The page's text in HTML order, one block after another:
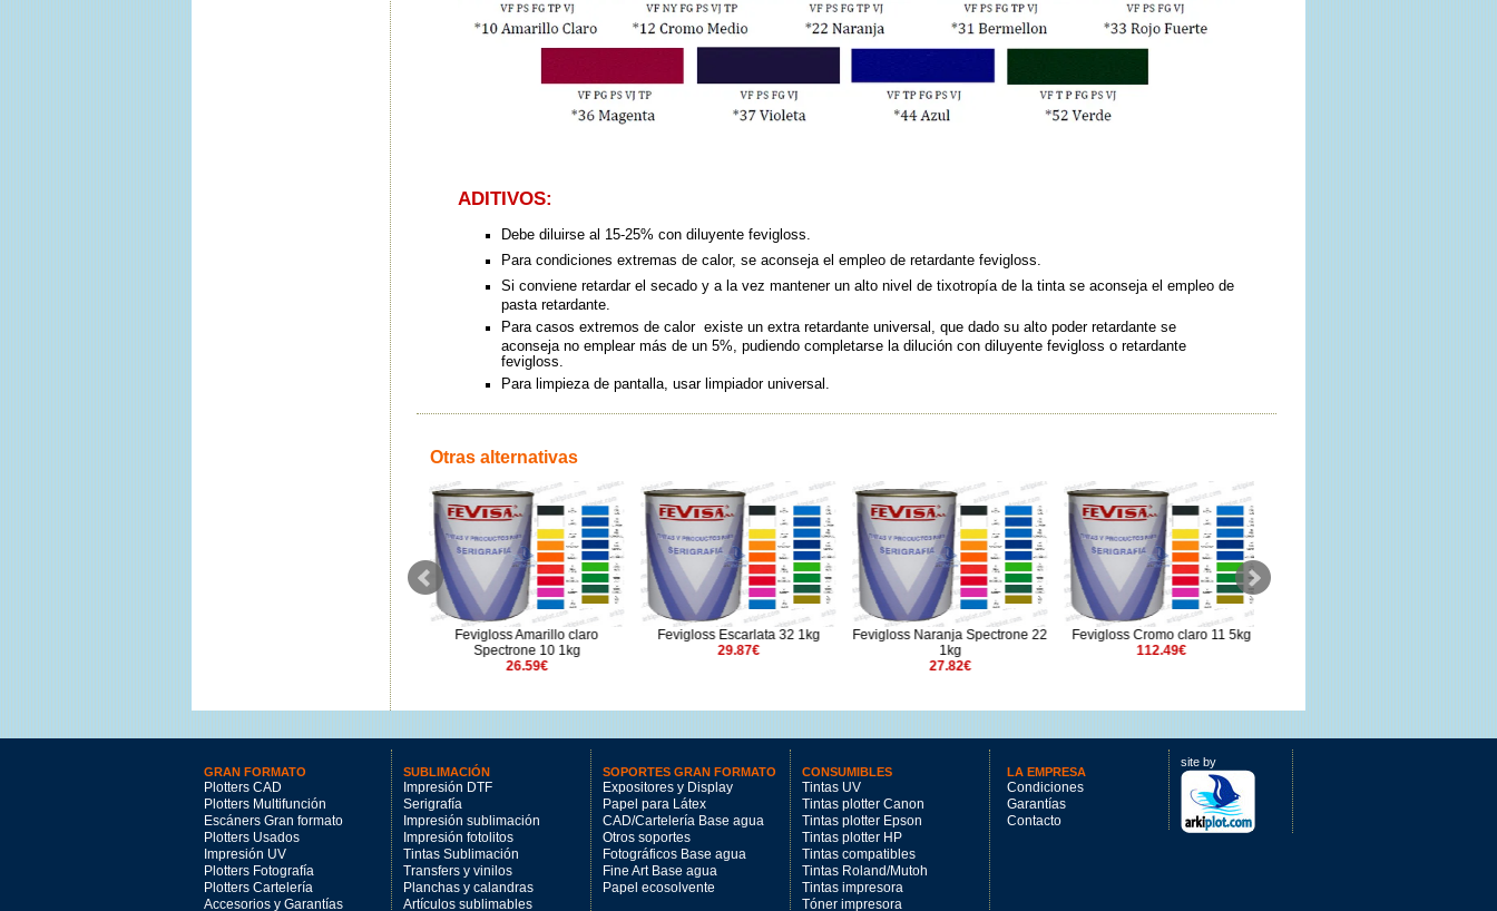
ADITIVOS:
Debe diluirse al 15-25% con diluyente fevigloss.
Para condiciones extremas de calor, se aconseja el empleo de retardante fevigloss.
Si conviene retardar el secado y a la vez mantener un alto nivel de tixotropía de la tinta se aconseja el empleo de
pasta retardante.
Para casos extremos de calor existe un extra retardante universal, que dado su alto poder retardante se
aconseja no emplear más de un 5%, pudiendo completarse la dilución con diluyente fevigloss o retardante
fevigloss.
Para limpieza de pantalla, usar limpiador universal.
Otras alternativas
Fevigloss Azul Reflex 48 1kg
Fevigloss Amarillo claro
Spectrone 10 1kg
26.59€
Fevigloss Escarlata 32 1kg
29.87€
Fevigloss Naranja Spectrone 22
1kg
27.82€
Fevigloss Cromo claro 11 5kg
112.49€
GRAN FORMATO
Plotters CAD
Plotters Multifunción
Escáners Gran formato
Plotters Usados
Impresión UV
Plotters Fotografía
Plotters Cartelería
Accesorios y Garantías
SUBLIMACIÓN
Impresión DTF
Serigrafía
Impresión sublimación
Impresión fotolitos
Tintas Sublimación
Transfers y vinilos
Planchas y calandras
Artículos sublimables
SOPORTES GRAN FORMATO
Expositores y Display
Papel para Látex
CAD/Cartelería Base agua
Otros soportes
Fotográficos Base agua
Fine Art Base agua
Papel ecosolvente
CONSUMIBLES
Tintas UV
Tintas plotter Canon
Tintas plotter Epson
Tintas plotter HP
Tintas compatibles
Tintas Roland/Mutoh
Tintas impresora
Tóner impresora
LA EMPRESA
Condiciones
Garantías
Contacto
site by